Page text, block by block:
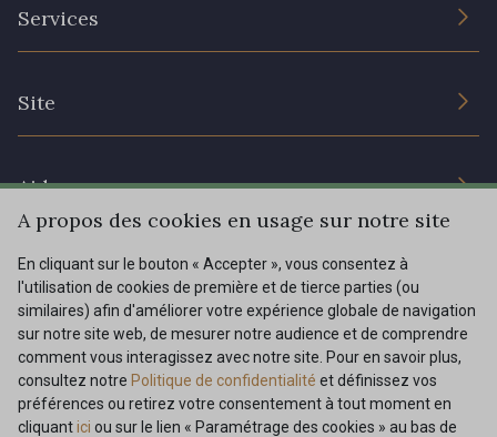
Services
Site
Prix réduits
Aide
Livraison : France, Belgique, International
Retours & réclamations
FAQ - Questions fréquentes
Modes de paiements
Menu
Tous nos tissus
Magazine
FR EN
A propos des cookies en usage sur notre site
En cliquant sur le bouton « Accepter », vous consentez à
l'utilisation de cookies de première et de tierce parties (ou
similaires) afin d'améliorer votre expérience globale de navigation
sur notre site web, de mesurer notre audience et de comprendre
comment vous interagissez avec notre site. Pour en savoir plus,
consultez notre Politique de confidentialité et définissez vos
préférences ou retirez votre consentement à tout moment en
cliquantici ou sur le lien « Paramétrage des cookies » au bas de